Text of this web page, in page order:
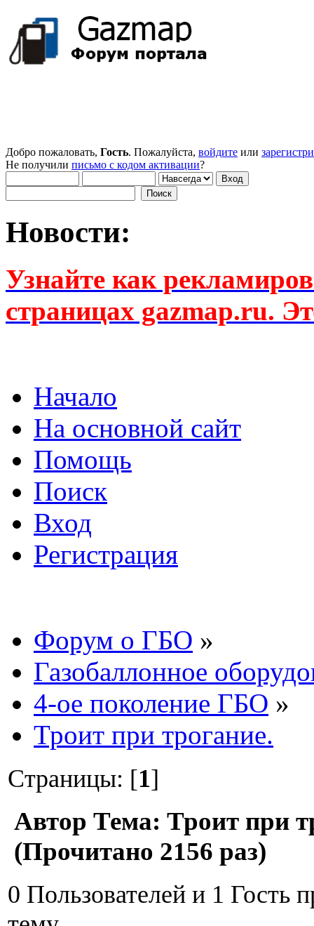
Добро пожаловать, Гость. Пожалуйста, войдите или
Не получили письмо с кодом активации?
Новости:
Узнайте как
страницах gazmap.ru.
Начало
На основной сайт
Помощь
Поиск
Вход
Регистрация
Форум о ГБО »
Газобаллонное
4-ое поколение ГБО »
Троит при трогание.
Страницы: [1]
Автор Тема: Троит при
(Прочитано 2156 раз)
0 Пользователей и 1 Гость